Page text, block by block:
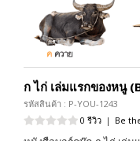
ก ไก่ เล่มแรกของหนู
รหัสสินค้า : P-YOU-1243
0 รีวิว | Be